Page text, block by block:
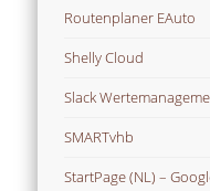
Routenplaner EAuto
Shelly Cloud
Slack
SMARTvhb
StartPage (NL) –